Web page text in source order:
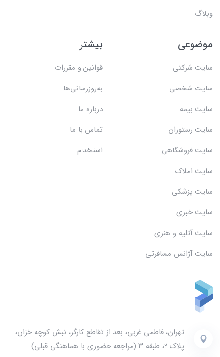
وبلاگ
موضوعی
سایت شرکتی
سایت شخصی
سایت بیمه
سایت رستوران
سایت فروشگاهی
سایت املاک
سایت پزشکی
سایت خبری
سایت آتلیه و هنری
سایت آژانس مسافرتی
بیشتر
قوانین و مقررات
به‌روزرسانی‌ها
درباره ما
تماس با ما
استخدام
تهران، فاطمی غربی، بعد از تقاطع کارگر، نبش کوچه خزان،
پلاک ۲، طبقه ۳ (مراجعه حضوری با هماهنگی قبلی)